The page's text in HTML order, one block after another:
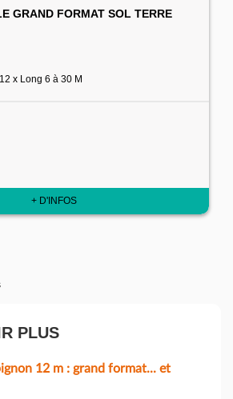
GRAND FORMAT SOL TERRE
x Long 6 à 30 M
+ D'INFOS
PLUS
12 m : grand format... et